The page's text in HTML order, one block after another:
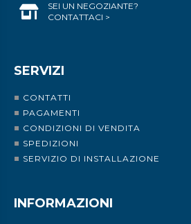
SEI UN NEGOZIANTE?
CONTATTACI >
SERVIZI
CONTATTI
PAGAMENTI
CONDIZIONI DI VENDITA
SPEDIZIONI
SERVIZIO DI INSTALLAZIONE
INFORMAZIONI